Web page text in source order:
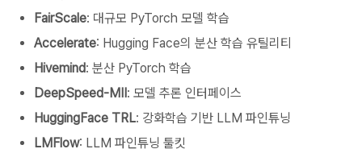
FairScale: 대규모 PyTorch 모델 학습
Accelerate: Hugging Face의 분산 학습 유틸리티
Hivemind: 분산 PyTorch 학습
DeepSpeed-MII: 모델 추론 인터페이스
HuggingFace TRL: 강화학습 기반 LLM 파인튜닝
LMFlow: LLM 파인튜닝 툴킷